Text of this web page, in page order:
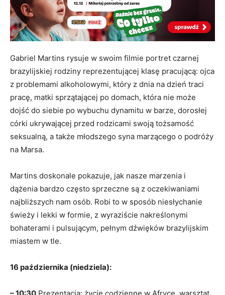
Gabriel Martins rysuje w swoim filmie portret czarnej
brazylijskiej rodziny reprezentującej klasę pracującą: ojca
z problemami alkoholowymi, który z dnia na dzień traci
pracę, matki sprzątającej po domach, która nie może
dojść do siebie po wybuchu dynamitu w barze, dorosłej
córki ukrywającej przed rodzicami swoją tożsamość
seksualną, a także młodszego syna marzącego o podróży
na Marsa.
Martins doskonale pokazuje, jak nasze marzenia i
dążenia bardzo często sprzeczne są z oczekiwaniami
najbliższych nam osób. Robi to w sposób niesłychanie
świeży i lekki w formie, z wyraziście nakreślonymi
bohaterami i pulsującym, pełnym dźwięków brazylijskim
miastem w tle.
16 października (niedziela):
– 10:30 Prezentacja: życie codzienne w Afryce, warsztat